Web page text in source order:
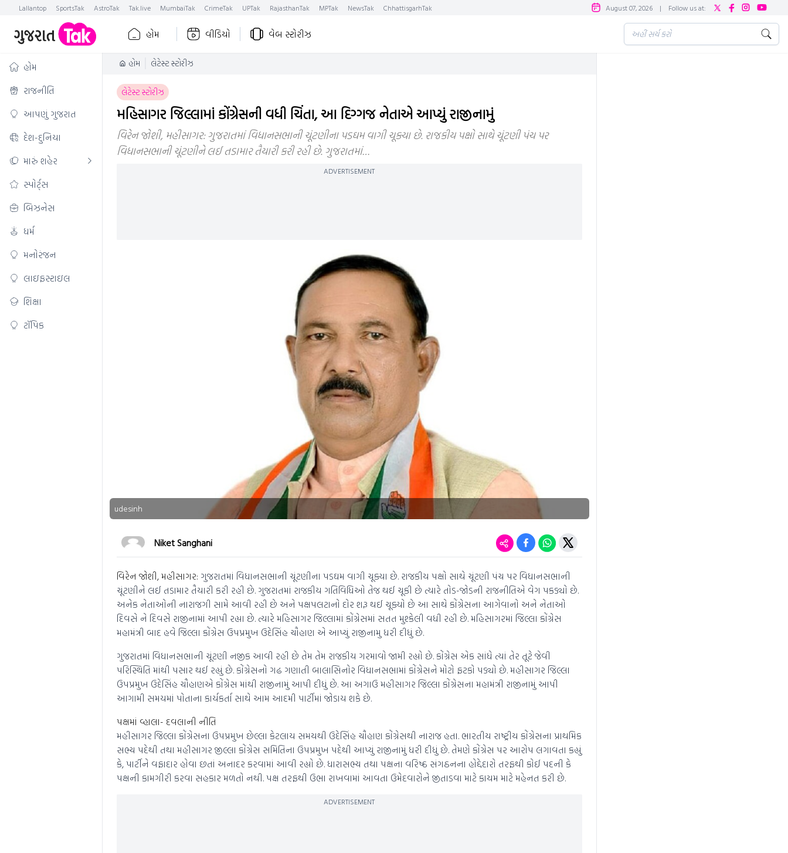
Lallantop SportsTak AstroTak Tak.live MumbaiTak CrimeTak UPTak RajasthanTak MPTak NewsTak ChhattisgarhTak August 07, 2026 | Follow us at:
હોમ વીડિયો વેબ સ્ટોરીઝ
હોમ
રાજનીતિ
આપણું ગુજરાત
દેશ-દુનિયા
મારું શહેર
સ્પોર્ટ્સ
બિઝનેસ
ધર્મ
મનોરંજન
લાઇફસ્ટાઇલ
શિક્ષા
ટૉપિક
હોમ લેટેસ્ટ સ્ટોરીઝ
લેટેસ્ટ સ્ટોરીઝ
મહિસાગર જિલ્લામાં કોંગ્રેસની વધી ચિંતા, આ દિગ્ગજ નેતાએ આપ્યું રાજીનામું
વિરેન જોશી, મહીસાગર: ગુજરાતમાં વિધાનસભાની ચૂંટણીના પડઘમ વાગી ચૂક્યા છે. રાજકીય પક્ષો સાથે ચૂંટણી પંચ પર
વિધાનસભાની ચૂંટણીને લઈ તડામાર તૈયારી કરી રહી છે. ગુજરાતમાં…
ADVERTISEMENT
udesinh
Niket Sanghani
વિરેન જોશી, મહીસાગર: ગુજરાતમાં વિધાનસભાની ચૂંટણીના પડઘમ વાગી ચૂક્યા છે. રાજકીય પક્ષો સાથે ચૂંટણી પંચ પર વિધાનસભાની
ચૂંટણીને લઈ તડામાર તૈયારી કરી રહી છે. ગુજરાતમાં રાજકીય ગતિવિધિઓ તેજ થઈ ચૂકી છે ત્યારે તોડ-જોડની રાજનીતિએ વેગ પકડ્યો છે.
અનેક નેતાઓની નારાજગી સામે આવી રહી છે અને પક્ષપલટાનો દોર શરૂ થઈ ચૂક્યો છે આ સાથે કોંગ્રેસના આગેવાનો અને નેતાઓ
દિવસે ને દિવસે રાજીનામાં આપી રહ્યા છે. ત્યારે મહિસાગર જિલ્લામાં કોંગ્રેસમાં સતત મુશ્કેલી વધી રહી છે. મહિસાગરમાં જિલ્લા કોંગ્રેસ
મહામંત્રી બાદ હવે જિલ્લા કોંગ્રેસ ઉપપ્રમુખ ઉદેસિંહ ચૌહાણ એ આપ્યું રાજીનામુ ધરી દીધું છે.
ગુજરાતમાં વિધાનસભાની ચૂંટણી નજીક આવી રહી છે તેમ તેમ રાજકીય ગરમાવો જામી રહ્યો છે. કોંગ્રેસ એક સાંધે ત્યાં તેર તૂટે જેવી
પરિસ્થિતિ માંથી પસાર થઈ રહ્યું છે. કોંગ્રેસનો ગઢ ગણાતી બાલાસિનોર વિધાનસભામાં કોંગ્રેસને મોટો ફટકો પડ્યો છે. મહીસાગર જિલ્લા
ઉપપ્રમુખ ઉદેસિંહ ચૌહાણએ કોંગ્રેસ માંથી રાજીનામું આપી દીધું છે. આ અગાઉ મહીસાગર જિલ્લા કોંગ્રેસના મહામંત્રી રાજીનામું આપી
આગામી સમયમાં પોતાના કાર્યકર્તા સાથે આમ આદમી પાર્ટીમાં જોડાય શકે છે.
પક્ષમાં વ્હાલા- દવલાની નીતિ
મહીસાગર જિલ્લા કોંગ્રેસના ઉપપ્રમુખ છેલ્લા કેટલાય સમયથી ઉદેસિંહ ચૌહાણ કોંગ્રેસથી નારાજ હતા. ભારતીય રાષ્ટ્રીય કોંગ્રેસના પ્રાથમિક
સભ્ય પદેથી તથા મહીસાગર જીલ્લા કોંગ્રેસ સમિતિના ઉપપ્રમુખ પદેથી આપ્યું રાજીનામું ધરી દીધું છે. તેમણે કોંગ્રેસ પર આરોપ લગાવતા કહ્યું
કે, પાર્ટીને વફાદાર હોવા છતાં અનાદર કરવામાં આવી રહ્યો છે. ધારાસભ્ય તથા પક્ષના વરિષ્ઠ સંગઠનના હોદ્દેદારો તરફથી કોઈ પદની કે
પક્ષની કામગીરી કરવા સહકાર મળતો નથી. પક્ષ તરફથી ઉભા રાખવામાં આવતા ઉમેદવારોને જીતાડવા માટે કાયમ માટે મહેનત કરી છે.
ADVERTISEMENT